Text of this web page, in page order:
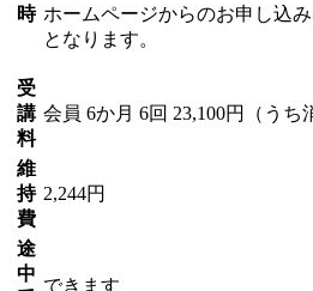
時 ホームページからのお申し込
となります。
受
講
料
会員 6か月 6回 23,100円（うち
維
持
費
2,244円
途
中
できます